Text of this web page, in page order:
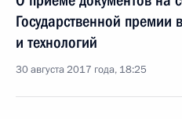
Государственной премии
и технологий
30 августа 2017 года, 18:25